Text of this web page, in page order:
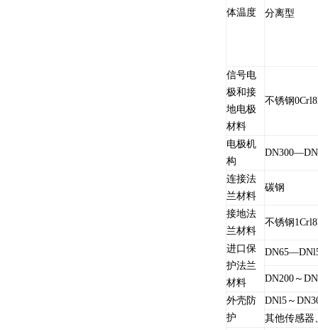
体温度
分离型
信号电
极和接
地电极
材料
不锈钢
电极机
构
连接法
兰材料
碳钢
接地法
兰材料
不锈钢
进口保
护法兰
材料
DN200～
外壳防
护
DNl5～
其他传感